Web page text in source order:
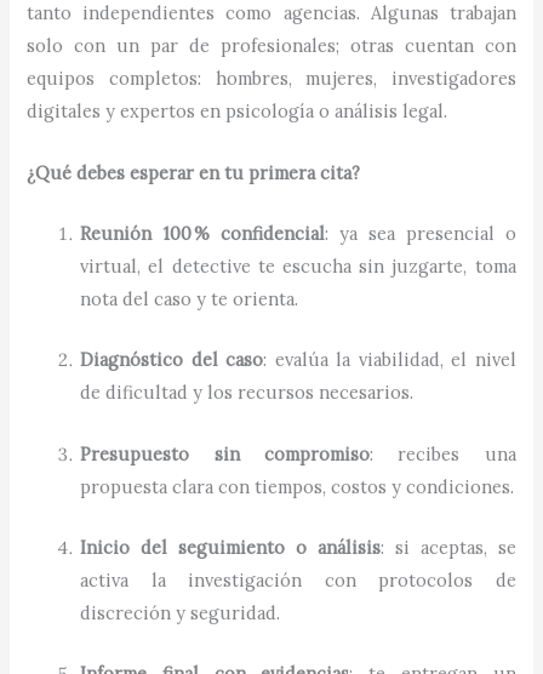
tanto independientes como agencias. Algunas trabajan
solo con un par de profesionales; otras cuentan con
equipos completos: hombres, mujeres, investigadores
digitales y expertos en psicología o análisis legal.
¿Qué debes esperar en tu primera cita?
Reunión 100 % confidencial: ya sea presencial o
virtual, el detective te escucha sin juzgarte, toma
nota del caso y te orienta.
Diagnóstico del caso: evalúa la viabilidad, el nivel
de dificultad y los recursos necesarios.
Presupuesto sin compromiso: recibes una
propuesta clara con tiempos, costos y condiciones.
Inicio del seguimiento o análisis: si aceptas, se
activa la investigación con protocolos de
discreción y seguridad.